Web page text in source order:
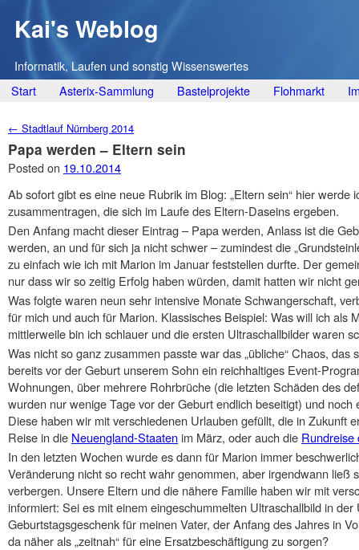
Kai's Weblog
Informatik, Laufen und sonstig Wissenswertes
Main menu
Skip
content
Start Asterix-Sammlung Bastelprojekte Flohmarkt
Post navigation
← Stadtlauf Nürnberg 2014
Papa werden – Eltern sein
Posted on 19.10.2014
Ab sofort gibt es eine neue Rubrik im Blog: „Eltern sein“ hier werde
zusammentragen, die sich im Laufe des Eltern-Daseins ergeben.
Den Anfang macht dieser Eintrag – Papa werden, Anlass ist die
werden, an und für sich ja nicht schwer – zumindest die
zu einfach wie ich mit Marion im Januar feststellen durfte. Der
nur dass wir so zeitig Erfolg haben würden, damit hatten wir nicht
Was folgte waren neun sehr intensive Monate Schwangerschaft,
für mich und auch für Marion. Klassisches Beispiel: Was will ich als
mittlerweile bin ich schlauer und die ersten Ultraschallbilder waren
Was nicht so ganz zusammen passte war das „übliche“ Chaos,
bereits vor der Geburt unserem Sohn ein reichhaltiges Event-
Wohnungen, über mehrere Rohrbrüche (die letzten Schäden des
wurden nur wenige Tage vor der Geburt endlich beseitigt) und
Diese haben wir mit verschiedenen Urlauben gefüllt, die in Zukunft
Reise in die Neuengland-Staatenim März, oder auch die Rundreise
In den letzten Wochen wurde es dann für Marion immer
Veränderung nicht so recht wahr genommen, aber irgendwann ließ
verbergen. Unsere Eltern und die nähere Familie haben wir mit
informiert: Sei es mit einem eingeschummelten Ultraschallbild in
Geburtstagsgeschenk für meinen Vater, der Anfang des Jahres in
da näher als „zeitnah“ für eine Ersatzbeschäftigung zu sorgen?